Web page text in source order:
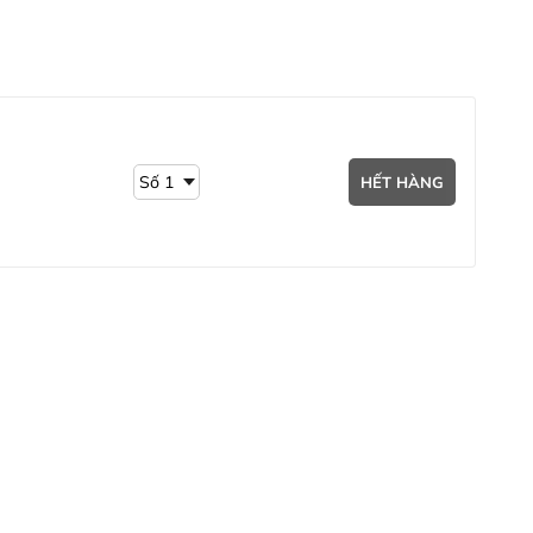
HẾT HÀNG